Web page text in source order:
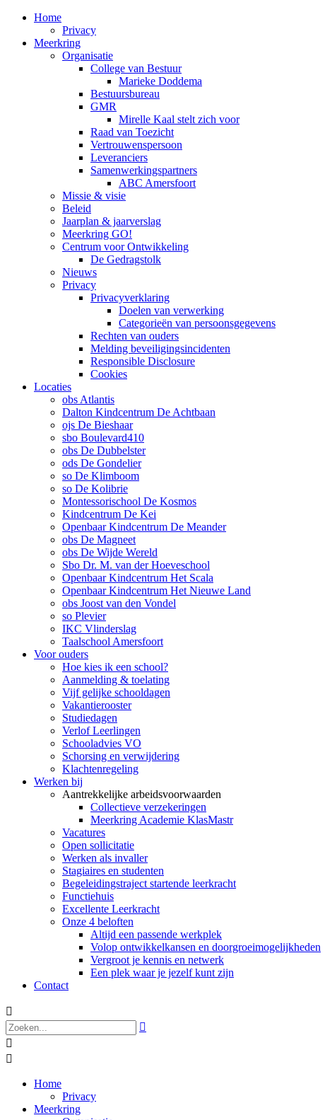
Home
Privacy
Meerkring
Organisatie
College van Bestuur
Marieke Doddema
Bestuursbureau
GMR
Mirelle Kaal stelt zich voor
Raad van Toezicht
Vertrouwenspersoon
Leveranciers
Samenwerkingspartners
ABC Amersfoort
Missie & visie
Beleid
Jaarplan & jaarverslag
Meerkring GO!
Centrum voor Ontwikkeling
De Gedragstolk
Nieuws
Privacy
Privacyverklaring
Doelen van verwerking
Categorieën van persoonsgegevens
Rechten van ouders
Melding beveiligingsincidenten
Responsible Disclosure
Cookies
Locaties
obs Atlantis
Dalton Kindcentrum De Achtbaan
ojs De Bieshaar
sbo Boulevard410
obs De Dubbelster
ods De Gondelier
so De Klimboom
so De Kolibrie
Montessorischool De Kosmos
Kindcentrum De Kei
Openbaar Kindcentrum De Meander
obs De Magneet
obs De Wijde Wereld
Sbo Dr. M. van der Hoeveschool
Openbaar Kindcentrum Het Scala
Openbaar Kindcentrum Het Nieuwe Land
obs Joost van den Vondel
so Plevier
IKC Vlinderslag
Taalschool Amersfoort
Voor ouders
Hoe kies ik een school?
Aanmelding & toelating
Vijf gelijke schooldagen
Vakantierooster
Studiedagen
Verlof Leerlingen
Schooladvies VO
Schorsing en verwijdering
Klachtenregeling
Werken bij
Aantrekkelijke arbeidsvoorwaarden
Collectieve verzekeringen
Meerkring Academie KlasMastr
Vacatures
Open sollicitatie
Werken als invaller
Stagiaires en studenten
Begeleidingstraject startende leerkracht
Functiehuis
Excellente Leerkracht
Onze 4 beloften
Altijd een passende werkplek
Volop ontwikkelkansen en doorgroeimogelijkheden
Vergroot je kennis en netwerk
Een plek waar je jezelf kunt zijn
Contact




Home
Privacy
Meerkring